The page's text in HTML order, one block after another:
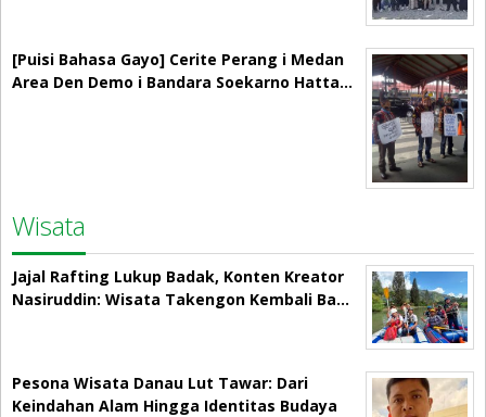
[Puisi Bahasa Gayo] Cerite Perang i Medan
Area Den Demo i Bandara Soekarno Hatta…
Wisata
Jajal Rafting Lukup Badak, Konten Kreator
Nasiruddin: Wisata Takengon Kembali Ba…
Pesona Wisata Danau Lut Tawar: Dari
Keindahan Alam Hingga Identitas Budaya